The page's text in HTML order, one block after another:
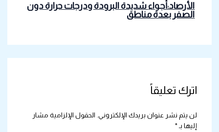
الأرصاد:أجواء شديدة البرودة ودرجات حرارة دون
الصفر بعدة مناطق
اترك تعليقاً
لن يتم نشر عنوان بريدك الإلكتروني. الحقول الإلزامية مشار
إليها بـ *